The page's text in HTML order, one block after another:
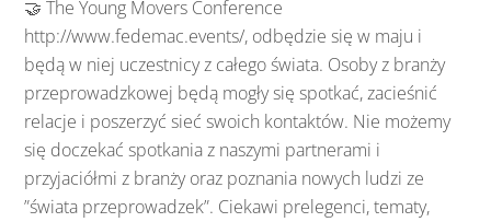
🤝 The Young Movers Conference
http://www.fedemac.events/, odbędzie się w maju i
będą w niej uczestnicy z całego świata. Osoby z branży
przeprowadzkowej będą mogły się spotkać, zacieśnić
relacje i poszerzyć sieć swoich kontaktów. Nie możemy
się doczekać spotkania z naszymi partnerami i
przyjaciółmi z branży oraz poznania nowych ludzi ze
”świata przeprowadzek”. Ciekawi prelegenci, tematy,